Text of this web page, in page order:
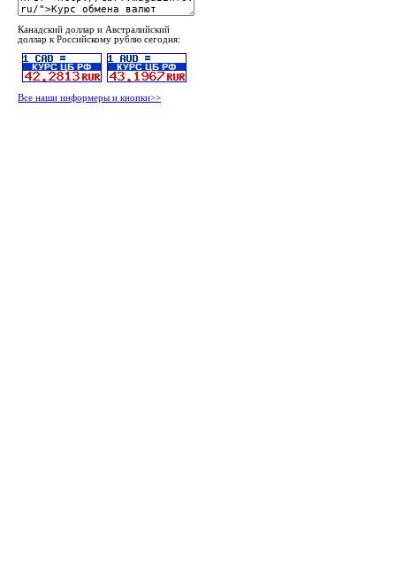
Канадский доллар и Австралийский
доллар к Российскому рублю сегодня:
Все наши информеры и кнопки>>